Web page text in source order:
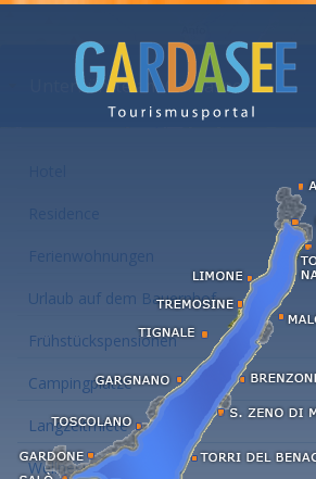
Unterkünfte am Gardasee
Ferienwohnungen
Urlaub auf dem Bauernhof
Frühstückspensionen
Campingplätze
Langzeitmiete
Wellness Hotel